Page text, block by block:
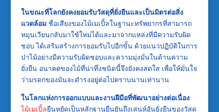
ในขณะที่โลกยังคงยอมรับวัสดุที่ยั่งยืนและเป็นมิตรต่อสิ่ง
แวดล้อมชื่อเสียงของไม้เมเปิ้ลในฐานะทรัพยากรที่สามารถ
หมุนเวียนกลับมาใช้ใหม่ได้และมาจากแหล่งที่มีความรับผิด
ชอบ ได้เสริมสร้างการยอมรับไปอีกขั้น ด้วยแนวปฏิบัติในการ
ป่าไม้อย่างมีความรับผิดชอบและความมุ่งมั่นในด้านความ
ยั่งยืน อนาคตของไม้ที่น่าทึ่งชนิดนี้จึงยังคงสดใส เพื่อให้มั่นใจ
ว่ามรดกของมันจะดำรงอยู่ต่อไปตราบนานเท่านาน
ในโลกแห่งการออกแบบและงานฝีมือที่พัฒนาอย่างต่อเนื่อง
ไม้เมเปิ้ลยืนหยัดเป็นหลักฐานยืนยันถึงเสน่ห์อันยั่งยืนของวัสดุ